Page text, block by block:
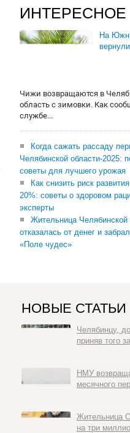
ИНТЕРЕСНОЕ
На
Чижи возвращаются в
область с зимовки. Как
службе...
Когда сажать рассаду
Челябинской области-2025:
советы для лучшего урожая
Как снизить риск
20%: советы о здоровом
эксперты
Жительница Челябинской
отказалась от денег и
«Поле чудес»
НОВЫЕ СТАТЬИ
Челябинцу,
приняв того
НМУ
месячного
Жительница
на три